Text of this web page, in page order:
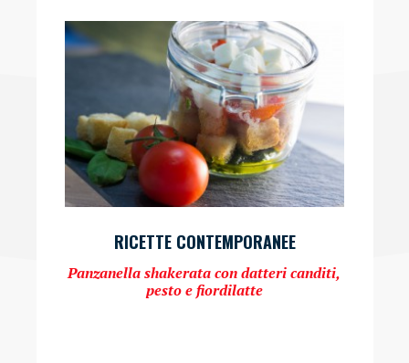
RICETTE CONTEMPORANEE
Panzanella shakerata con datteri canditi,
pesto e fiordilatte